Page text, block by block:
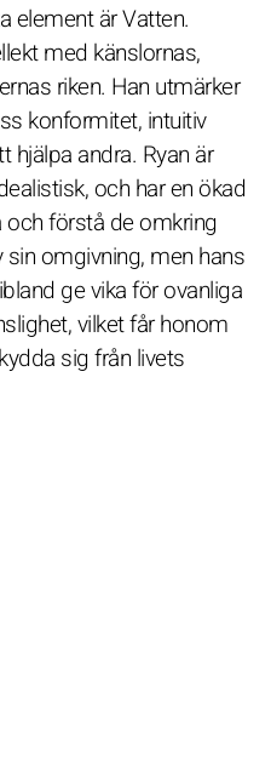
element är Vatten.
med känslornas,
riken. Han utmärker
konformitet, intuitiv
hjälpa andra. Ryan är
och har en ökad
förstå de omkring
omgivning, men hans
ge vika för ovanliga
vilket får honom
sig från livets